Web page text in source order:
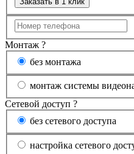
Монтаж ?
без монтажа
монтаж системы
Сетевой доступ ?
без сетевого доступа
настройка сетевого